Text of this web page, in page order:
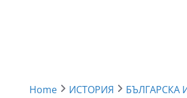
Home ИСТОРИЯ БЪЛГАРСКА